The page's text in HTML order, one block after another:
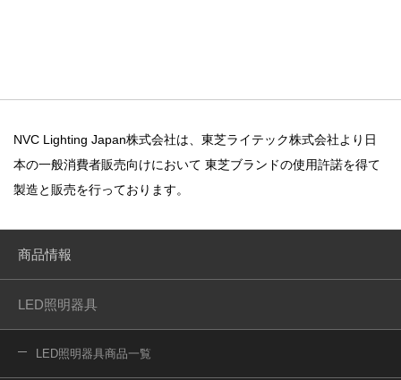
NVC Lighting Japan株式会社は、東芝ライテック株式会社より日
本の一般消費者販売向けにおいて 東芝ブランドの使用許諾を得て
製造と販売を行っております。
商品情報
LED照明器具
LED照明器具商品一覧